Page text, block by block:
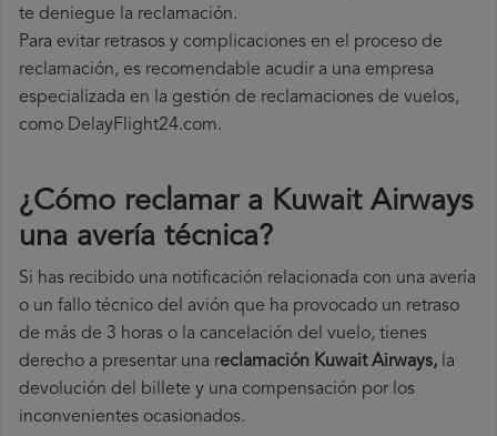
te deniegue la reclamación.
Para evitar retrasos y complicaciones en el proceso de
reclamación, es recomendable acudir a una empresa
especializada en la gestión de reclamaciones de vuelos,
como DelayFlight24.com.
¿Cómo reclamar a Kuwait Airways
una avería técnica?
Si has recibido una notificación relacionada con una avería
o un fallo técnico del avión que ha provocado un retraso
de más de 3 horas o la cancelación del vuelo, tienes
derecho a presentar una reclamación Kuwait Airways, la
devolución del billete y una compensación por los
inconvenientes ocasionados.